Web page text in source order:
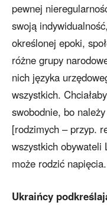
pewnej
swoją
określonej epoki,
różne grupy
nich języka
wszystkich.
swobodnie, bo
[rodzimych – przyp.
wszystkich obywateli
może rodzić napięcia.
Ukraińcy